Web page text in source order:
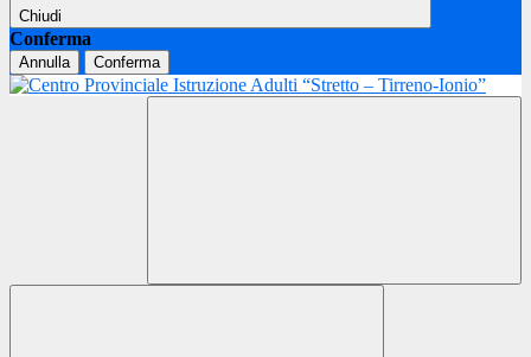
Chiudi
Conferma
Annulla Conferma